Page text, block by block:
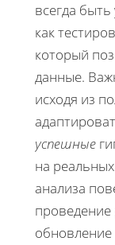
всегда
как
который
данные.
исходя из
успешные
на
анализа
проведение
обновление